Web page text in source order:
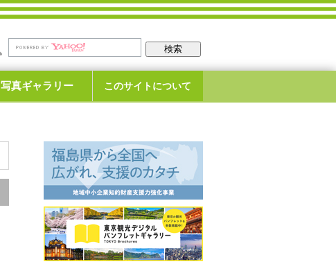
写真ギャラリー このサイトについて